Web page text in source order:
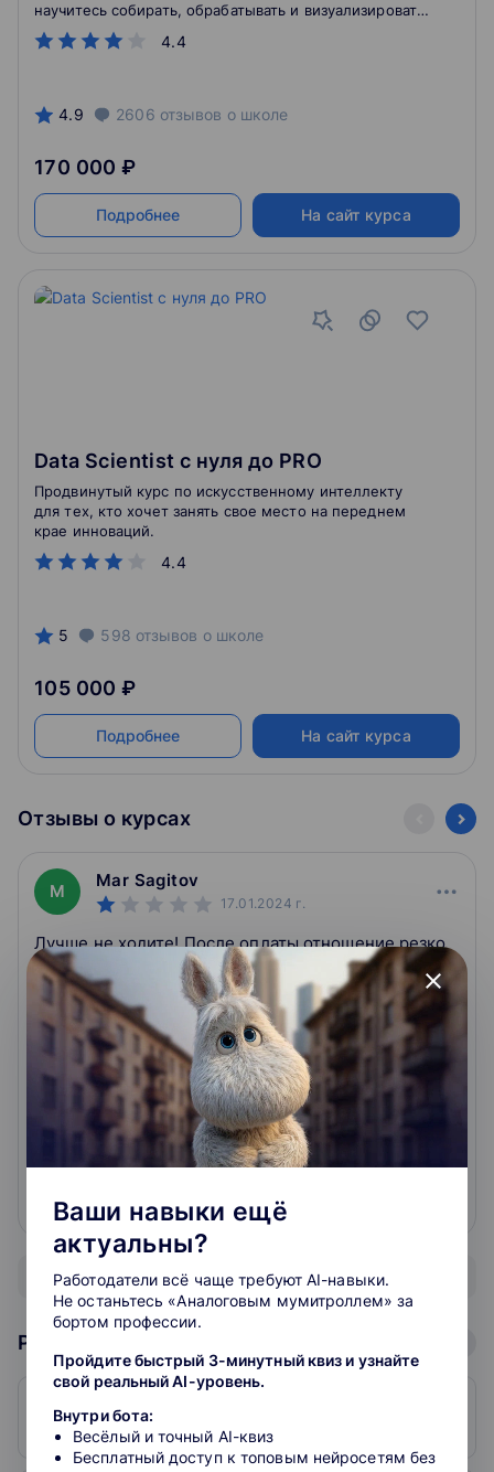
4.4
научитесь собирать, обрабатывать и визуализировать
данные. Получите знания по основам
программирования, архитектуры, алгоритмов,
4.9 2606 отзывов о школе
170 000 ₽
Подробнее На сайт курса
Data Scientist с нуля до PRO
4.4
Продвинутый курс по искусственному интеллекту
для тех, кто хочет занять свое место на переднем
крае инноваций.
5 598 отзывов о школе
105 000 ₽
Подробнее На сайт курса
Отзывы о курсах
M
Mar Sagitov
17.01.2024 г.
Лучше не ходите! После оплаты отношение резко
меняется и все обещания забываются! Не очень
хорошие курсы, отправляют постоянно искать все
в интернете, на вопросы отвечать не любят. Только
выкладывают свои вебинары, а как разбираться в
теме - так это им не интересно.
читать подробнее
Показать все отзывы
Рейтинг школ: Аналитика
5 598
close
Ваши навыки ещё
актуальны?
Работодатели всё чаще требуют AI-навыки.
Не останьтесь «Аналоговым мумитроллем» за
бортом профессии.
Пройдите быстрый 3-минутный квиз и узнайте
свой реальный AI-уровень.
Внутри бота:
Весёлый и точный AI-квиз
Бесплатный доступ к топовым нейросетям без